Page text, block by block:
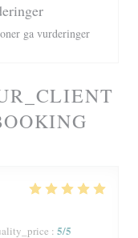
: 5/5
ga vurderinger